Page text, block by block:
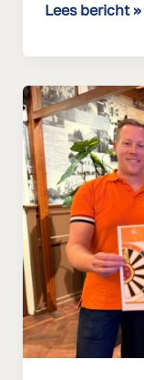
Lees bericht »
€3000,-
voor
de
Historische
Kring
Losser